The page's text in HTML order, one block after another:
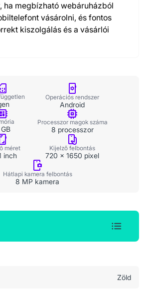
ha megbízható webáruházból
vásárolni, és fontos
kiszolgálás és a vásárlói
Operációs rendszer
Android
Processzor magok száma
8 processzor
méret
inch
Kijelző felbontás
720 x 1650 pixel
Hátlapi kamera felbontás
8 MP kamera
Zöld